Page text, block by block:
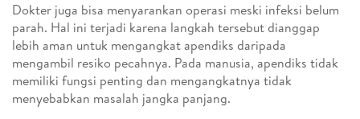
Dokter juga bisa menyarankan operasi meski infeksi belum
parah. Hal ini terjadi karena langkah tersebut dianggap
lebih aman untuk mengangkat apendiks daripada
mengambil resiko pecahnya. Pada manusia, apendiks tidak
memiliki fungsi penting dan mengangkatnya tidak
menyebabkan masalah jangka panjang.